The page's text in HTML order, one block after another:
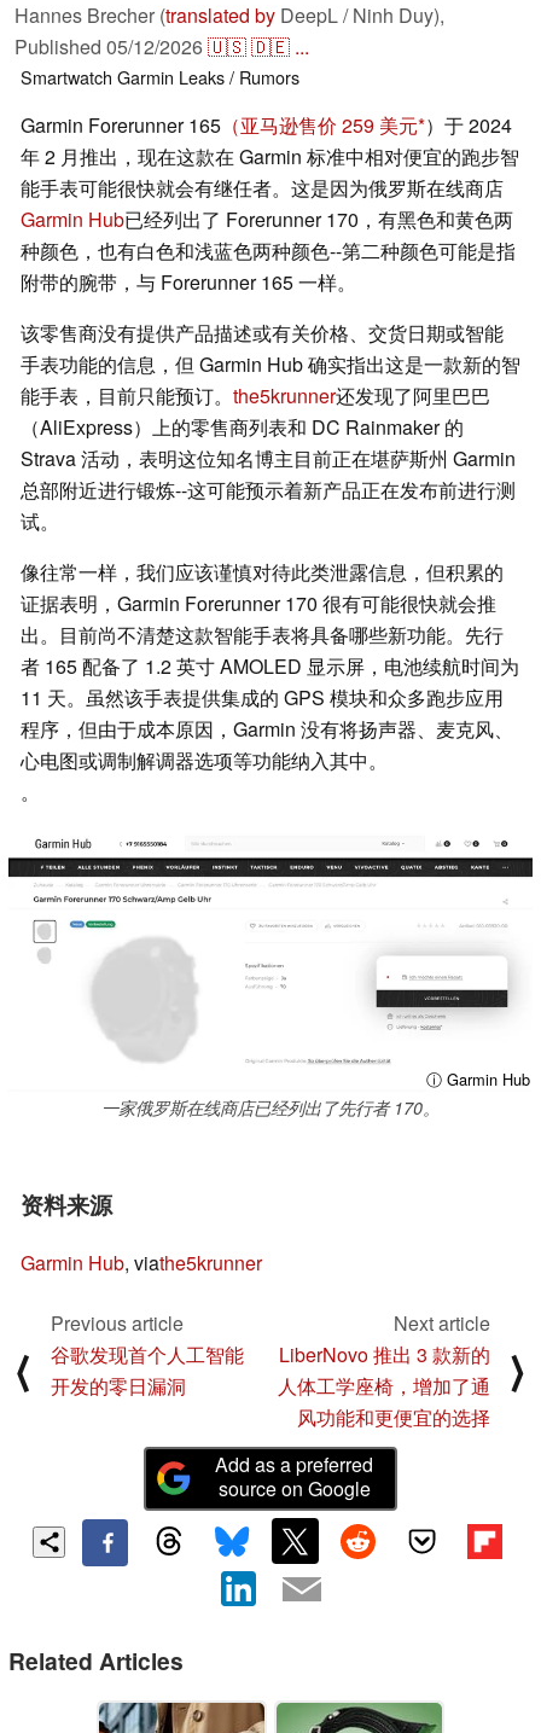
Hannes Brecher (translated by DeepL / Ninh Duy),
Published 05/12/2026🇺🇸🇩🇪 ...
Smartwatch Garmin Leaks / Rumors
Garmin Forerunner 165 （亚马逊售价 259 美元 ）于 2024
年 2 月推出，现在这款在 Garmin 标准中相对便宜的跑步智
能手表可能很快就会有继任者。这是因为俄罗斯在线商店
Garmin Hub已经列出了 Forerunner 170，有黑色和黄色两
种颜色，也有白色和浅蓝色两种颜色--第二种颜色可能是指
附带的腕带，与 Forerunner 165 一样。
该零售商没有提供产品描述或有关价格、交货日期或智能
手表功能的信息，但 Garmin Hub 确实指出这是一款新的智
能手表，目前只能预订。 the5krunner还发现了阿里巴巴
（AliExpress）上的零售商列表和 DC Rainmaker 的
Strava 活动，表明这位知名博主目前正在堪萨斯州 Garmin
总部附近进行锻炼--这可能预示着新产品正在发布前进行测
试。
像往常一样，我们应该谨慎对待此类泄露信息，但积累的
证据表明，Garmin Forerunner 170 很有可能很快就会推
出。目前尚不清楚这款智能手表将具备哪些新功能。先行
者 165 配备了 1.2 英寸 AMOLED 显示屏，电池续航时间为
11 天。虽然该手表提供集成的 GPS 模块和众多跑步应用
程序，但由于成本原因，Garmin 没有将扬声器、麦克风、
心电图或调制解调器选项等功能纳入其中。
。
ⓘ Garmin Hub
一家俄罗斯在线商店已经列出了先行者 170。
资料来源
Garmin Hub, viathe5krunner
⟨
Previous article
谷歌发现首个人工智能
开发的零日漏洞
Next article
LiberNovo 推出 3 款新的
人体工学座椅，增加了通
风功能和更便宜的选择
⟩
Add as a preferred
source on Google
Related Articles